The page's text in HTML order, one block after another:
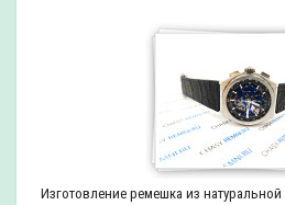
Изготовление ремешка из